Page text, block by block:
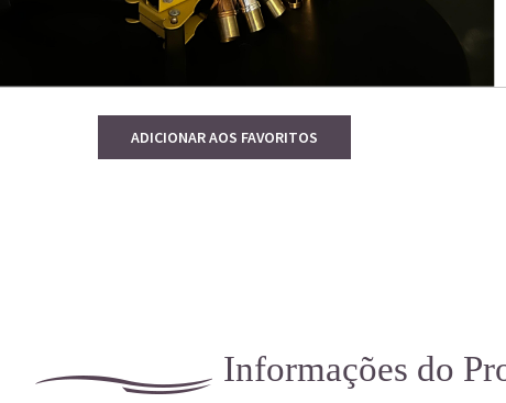
ADICIONAR AOS FAVORITOS
Informações do